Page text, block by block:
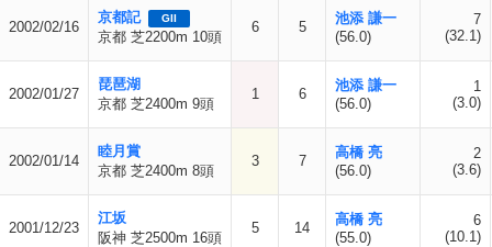
2002/02/16
京都記 GII
京都 芝2200m 10頭
6 5
池添 謙一
(56.0)
7
(32.1)
2002/01/27
琵琶湖
京都 芝2400m 9頭
1 6
池添 謙一
(56.0)
1
(3.0)
2002/01/14
睦月賞
京都 芝2400m 8頭
3 7
高橋 亮
(56.0)
2
(3.6)
2001/12/23
江坂
阪神 芝2500m 16頭
5 14
高橋 亮
(55.0)
6
(10.1)